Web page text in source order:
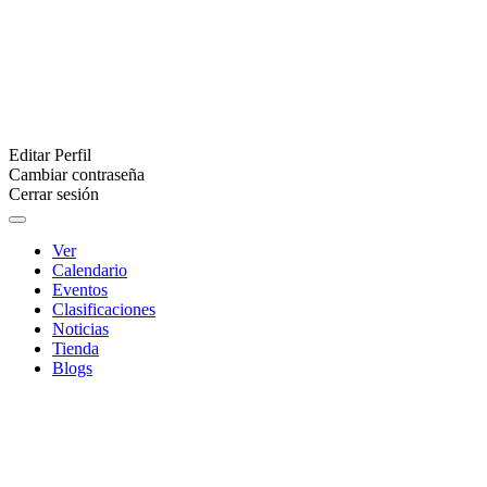
Editar Perfil
Cambiar contraseña
Cerrar sesión
Ver
Calendario
Eventos
Clasificaciones
Noticias
Tienda
Blogs